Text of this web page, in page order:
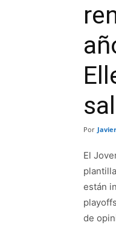
Por
El
están
de